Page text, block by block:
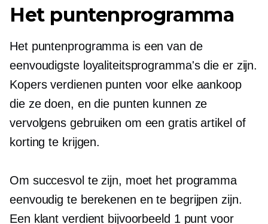
Het puntenprogramma
Het puntenprogramma is een van de
eenvoudigste loyaliteitsprogramma's die er zijn.
Kopers verdienen punten voor elke aankoop
die ze doen, en die punten kunnen ze
vervolgens gebruiken om een ​​gratis artikel of
korting te krijgen.
Om succesvol te zijn, moet het programma
eenvoudig te berekenen en te begrijpen zijn.
Een klant verdient bijvoorbeeld 1 punt voor